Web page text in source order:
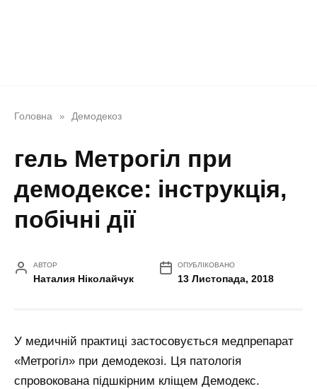
Головна » Демодекоз
гель Метрогіл при
демодексе: інструкція,
побічні дії
АВТОР
Наталия Ніколайчук
ОПУБЛІКОВАНО
13 Листопада, 2018
У медичній практиці застосовується медпрепарат
«Метрогіл» при демодекозі. Ця патологія
спровокована підшкірним кліщем Демодекс.